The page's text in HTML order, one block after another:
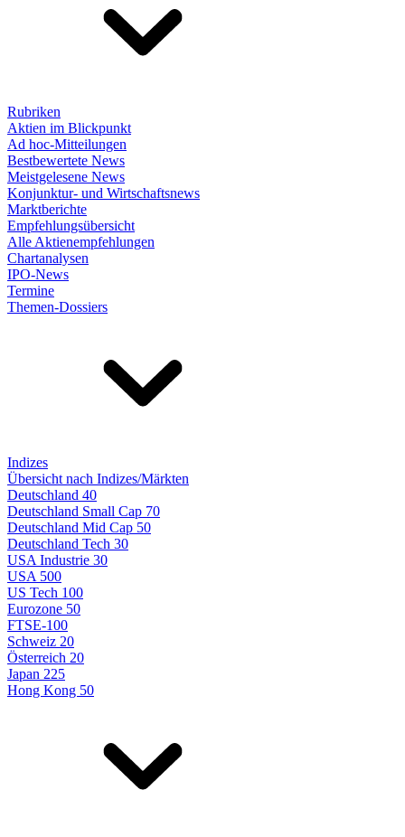
Rubriken
Aktien im Blickpunkt
Ad hoc-Mitteilungen
Bestbewertete News
Meistgelesene News
Konjunktur- und Wirtschaftsnews
Marktberichte
Empfehlungsübersicht
Alle Aktienempfehlungen
Chartanalysen
IPO-News
Termine
Themen-Dossiers
Indizes
Übersicht nach Indizes/Märkten
Deutschland 40
Deutschland Small Cap 70
Deutschland Mid Cap 50
Deutschland Tech 30
USA Industrie 30
USA 500
US Tech 100
Eurozone 50
FTSE-100
Schweiz 20
Österreich 20
Japan 225
Hong Kong 50